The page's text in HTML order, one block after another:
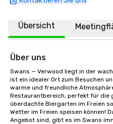
Übersicht
Über uns
Swans — Verwood liegt in der
ist ein idealer Ort zum Besuchen
warme und freundliche
Restaurantbereich, perfekt für die
überdachte Biergarten im Freien
Wetter im Freien speisen können!
Angebot sind, gibt es im Swans